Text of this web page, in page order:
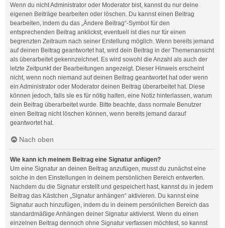
Wenn du nicht Administrator oder Moderator bist, kannst du nur deine
eigenen Beiträge bearbeiten oder löschen. Du kannst einen Beitrag
bearbeiten, indem du das „Ändere Beitrag“-Symbol für den
entsprechenden Beitrag anklickst; eventuell ist dies nur für einen
begrenzten Zeitraum nach seiner Erstellung möglich. Wenn bereits jemand
auf deinen Beitrag geantwortet hat, wird dein Beitrag in der Themenansicht
als überarbeitet gekennzeichnet. Es wird sowohl die Anzahl als auch der
letzte Zeitpunkt der Bearbeitungen angezeigt. Dieser Hinweis erscheint
nicht, wenn noch niemand auf deinen Beitrag geantwortet hat oder wenn
ein Administrator oder Moderator deinen Beitrag überarbeitet hat. Diese
können jedoch, falls sie es für nötig halten, eine Notiz hinterlassen, warum
dein Beitrag überarbeitet wurde. Bitte beachte, dass normale Benutzer
einen Beitrag nicht löschen können, wenn bereits jemand darauf
geantwortet hat.
Nach oben
Wie kann ich meinem Beitrag eine Signatur anfügen?
Um eine Signatur an deinen Beitrag anzufügen, musst du zunächst eine
solche in den Einstellungen in deinem persönlichen Bereich entwerfen.
Nachdem du die Signatur erstellt und gespeichert hast, kannst du in jedem
Beitrag das Kästchen „Signatur anhängen“ aktivieren. Du kannst eine
Signatur auch hinzufügen, indem du in deinem persönlichen Bereich das
standardmäßige Anhängen deiner Signatur aktivierst. Wenn du einen
einzelnen Beitrag dennoch ohne Signatur verfassen möchtest, so kannst